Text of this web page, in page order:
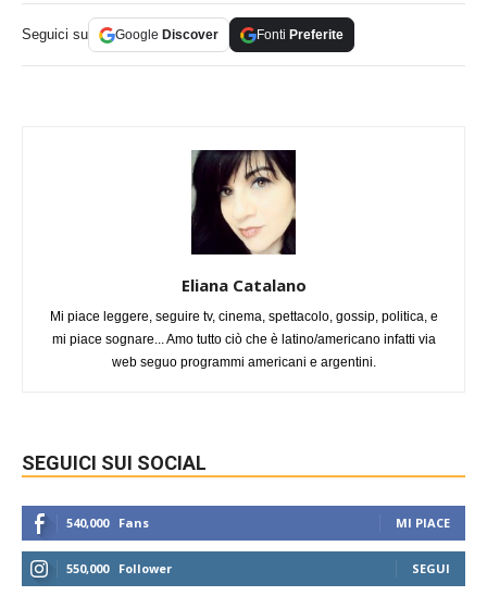
Seguici su Google Discover Fonti Preferite
Eliana Catalano
Mi piace leggere, seguire tv, cinema, spettacolo, gossip, politica, e
mi piace sognare... Amo tutto ciò che è latino/americano infatti via
web seguo programmi americani e argentini.
SEGUICI SUI SOCIAL
540,000 Fans MI PIACE
550,000 Follower SEGUI